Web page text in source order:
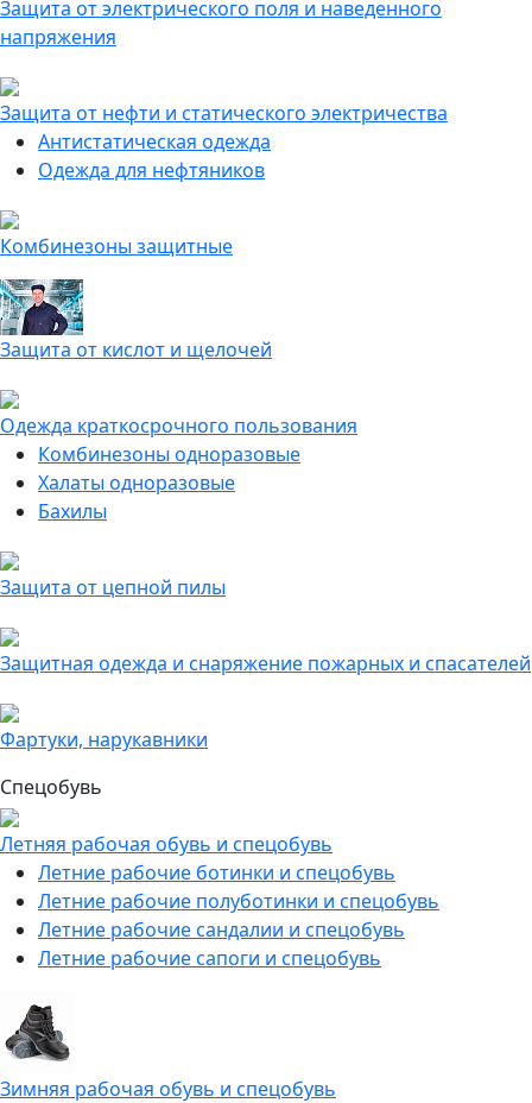
Защита от электрического поля и наведенного
напряжения
Защита от нефти и статического электричества
Антистатическая одежда
Одежда для нефтяников
Комбинезоны защитные
Защита от кислот и щелочей
Одежда краткосрочного пользования
Комбинезоны одноразовые
Халаты одноразовые
Бахилы
Защита от цепной пилы
Защитная одежда и снаряжение пожарных и спасателей
Фартуки, нарукавники
Спецобувь
Летняя рабочая обувь и спецобувь
Летние рабочие ботинки и спецобувь
Летние рабочие полуботинки и спецобувь
Летние рабочие сандалии и спецобувь
Летние рабочие сапоги и спецобувь
Зимняя рабочая обувь и спецобувь